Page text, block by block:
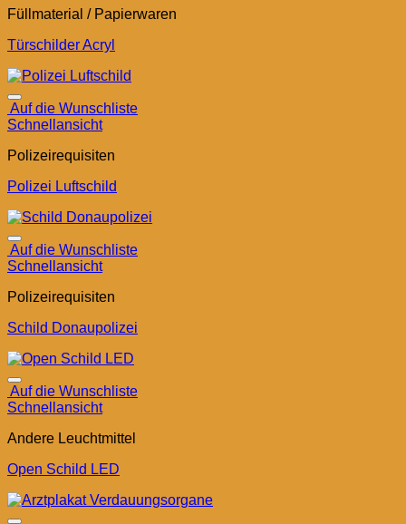
Füllmaterial / Papierwaren
Türschilder Acryl
Auf die Wunschliste
Schnellansicht
Polizeirequisiten
Polizei Luftschild
Auf die Wunschliste
Schnellansicht
Polizeirequisiten
Schild Donaupolizei
Auf die Wunschliste
Schnellansicht
Andere Leuchtmittel
Open Schild LED